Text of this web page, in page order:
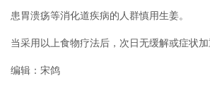
患胃溃疡等消化道疾病的人群慎用生姜。
当采用以上食物疗法后，次日无缓解或症状加
编辑：宋鸽